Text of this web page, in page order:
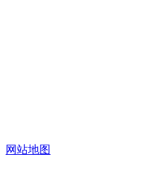
网站地图